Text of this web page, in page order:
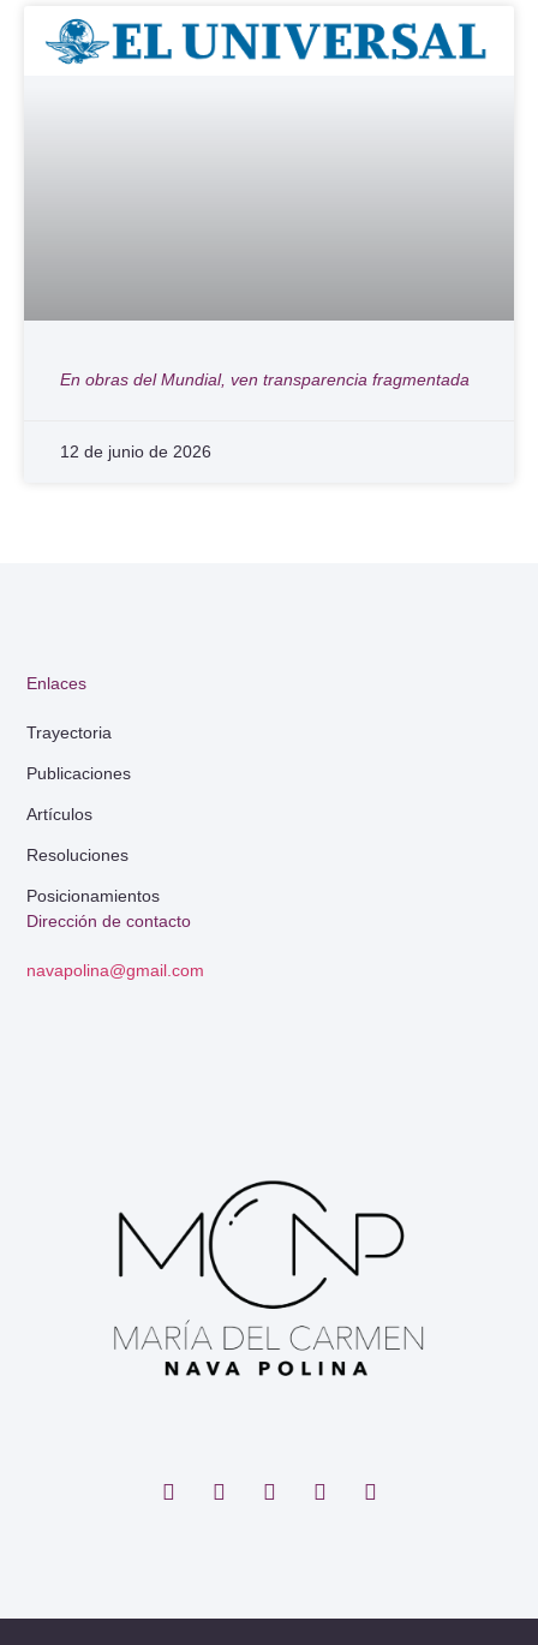
En obras del Mundial, ven transparencia fragmentada
12 de junio de 2026
Dirección de contacto
navapolina@gmail.com
Enlaces
Trayectoria
Publicaciones
Artículos
Resoluciones
Posicionamientos